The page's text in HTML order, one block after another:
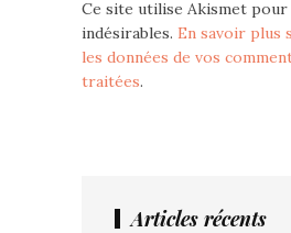
Ce site utilise Akismet
indésirables. En savoir plus
les données de vos
traitées.
Articles récents